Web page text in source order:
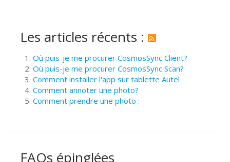
Les articles récents :
Où puis-je me procurer CosmosSync Client?
Où puis-je me procurer CosmosSync Scan?
Comment installer l'app sur tablette Autel
Comment annoter une photo?
Comment prendre une photo :
FAQs épinglées